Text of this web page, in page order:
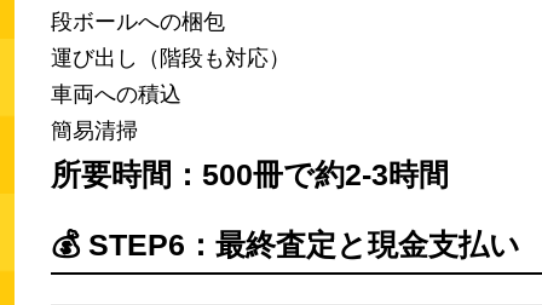
段ボールへの梱包
運び出し（階段も対応）
車両への積込
簡易清掃
所要時間：500冊で約2-3時間
💰 STEP6：最終査定と現金支払い